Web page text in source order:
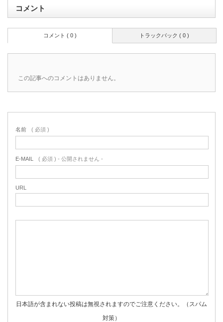
コメント
トラックバック ( 0 )
コメント ( 0 )
この記事へのコメントはありません。
名前 ( 必須 )
E-MAIL ( 必須 ) - 公開されません -
URL
日本語が含まれない投稿は無視されますのでご注意ください。（スパム
対策）